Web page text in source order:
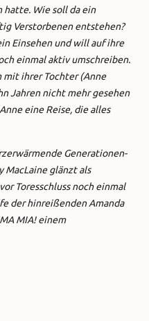
hatte. Wie soll da ein
Verstorbenen entstehen?
Einsehen und will auf ihre
einmal aktiv umschreiben.
mit ihrer Tochter (Anne
Jahren nicht mehr gesehen
eine Reise, die alles
Generationen-
MacLaine glänzt als
Toresschluss noch einmal
der hinreißenden Amanda
MIA! einem